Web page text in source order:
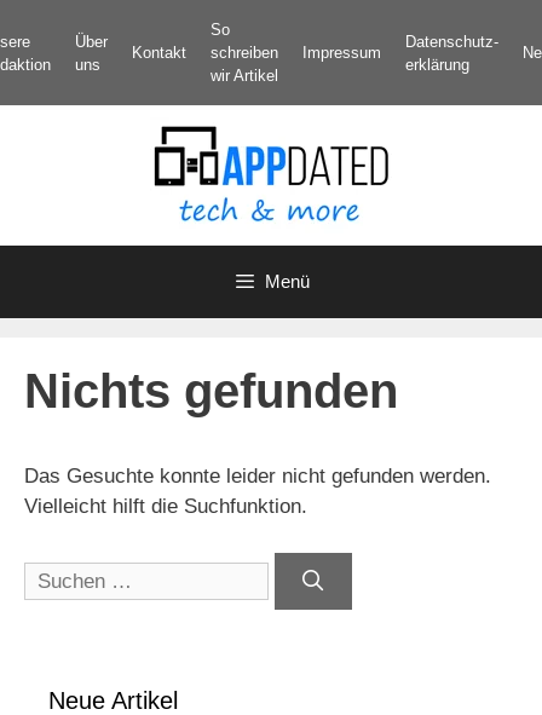
Inhalt
springen
Über
uns
Kontakt
So
schreiben
wir Artikel
Impressum
Datenschutz­
erklärung
Menü
Nichts gefunden
Das Gesuchte konnte leider nicht gefunden werden.
Vielleicht hilft die Suchfunktion.
Suchen
nach:
Neue Artikel